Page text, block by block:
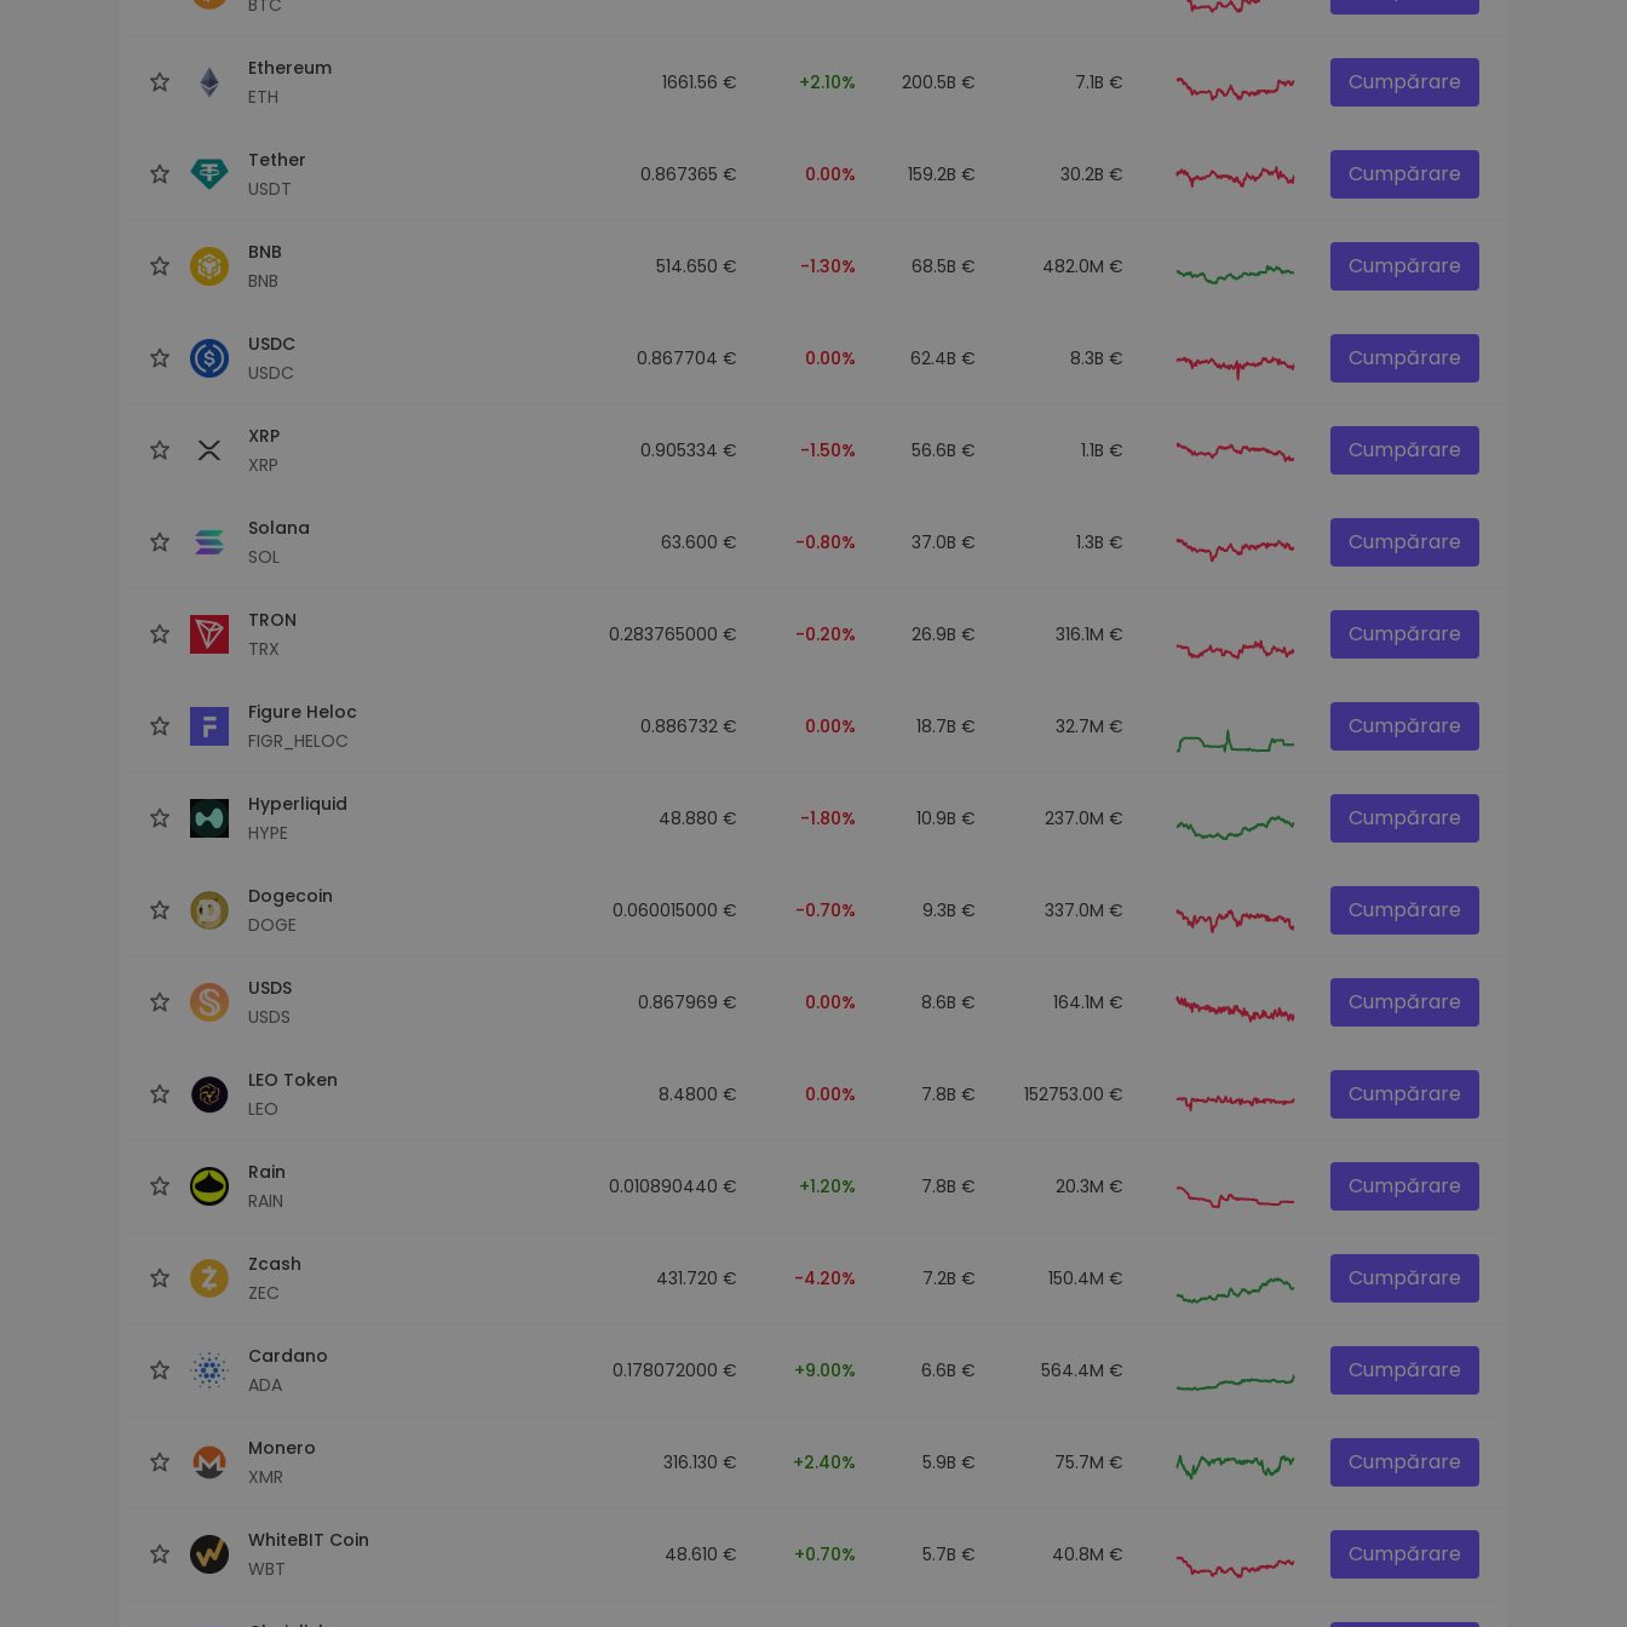
Ethereum
ETH
1661.56 € +2.10% 200.5B € 7.1B € Cumpărare
Tether
USDT
0.867365 € 0.00% 159.2B € 30.2B € Cumpărare
BNB
BNB
514.650 € -1.30% 68.5B € 482.0M € Cumpărare
USDC
USDC
0.867704 € 0.00% 62.4B € 8.3B € Cumpărare
XRP
XRP
0.905334 € -1.50% 56.6B € 1.1B € Cumpărare
Solana
SOL
63.600 € -0.80% 37.0B € 1.3B € Cumpărare
TRON
TRX
0.283765000 € -0.20% 26.9B € 316.1M € Cumpărare
Figure Heloc
FIGR_HELOC
0.886732 € 0.00% 18.7B € 32.7M € Cumpărare
Hyperliquid
HYPE
48.880 € -1.80% 10.9B € 237.0M € Cumpărare
Dogecoin
DOGE
0.060015000 € -0.70% 9.3B € 337.0M € Cumpărare
USDS
USDS
0.867969 € 0.00% 8.6B € 164.1M € Cumpărare
LEO Token
LEO
8.4800 € 0.00% 7.8B € 152753.00 € Cumpărare
Rain
RAIN
0.010890440 € +1.20% 7.8B € 20.3M € Cumpărare
Zcash
ZEC
431.720 € -4.20% 7.2B € 150.4M € Cumpărare
Cardano
ADA
0.178072000 € +9.00% 6.6B € 564.4M € Cumpărare
Monero
XMR
316.130 € +2.40% 5.9B € 75.7M € Cumpărare
WhiteBIT Coin
WBT
48.610 € +0.70% 5.7B € 40.8M € Cumpărare